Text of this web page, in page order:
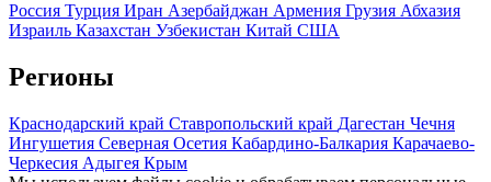
Россия Турция Иран Азербайджан Армения Грузия Абхазия
Израиль Казахстан Узбекистан Китай США
Регионы
Краснодарский край Ставропольский край Дагестан Чечня
Ингушетия Северная Осетия Кабардино-Балкария Карачаево-
Черкесия Адыгея Крым